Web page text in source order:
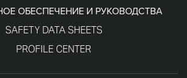
ОБЕСПЕЧЕНИЕ И РУКОВОДСТВА
SAFETY DATA SHEETS
PROFILE CENTER